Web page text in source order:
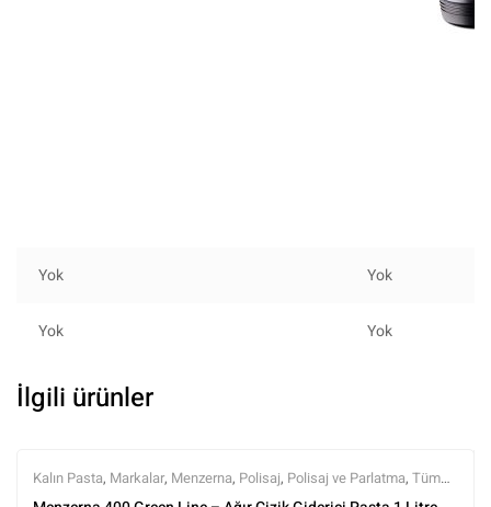
Yok Yok
Yok Yok
İlgili ürünler
Kalın Pasta, Markalar, Menzerna, Polisaj, Polisaj ve Parlatma, Tüm
Ürünler,Tüm Ürünler